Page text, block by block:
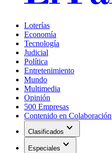
Loterías
Economía
Tecnología
Judicial
Política
Entretenimiento
Mundo
Multimedia
Opinión
500 Empresas
Contenido en Colaboración
Clasificados expand_more
Especiales expand_more